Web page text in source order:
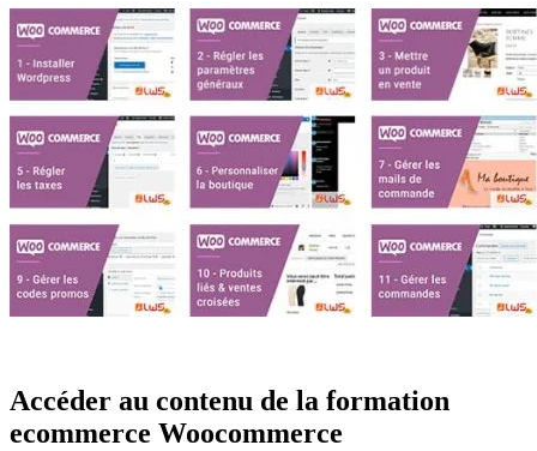
Accéder au contenu de la formation
ecommerce Woocommerce